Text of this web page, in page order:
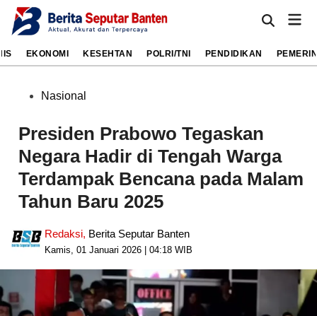
Skip
Open
EKONOMI KESEHTAN POLRI/TNI PENDIDIKAN
PostedNasional
Presiden Prabowo Tegaskan
Negara Hadir di Tengah Warga
Terdampak Bencana pada Malam
Tahun Baru 2025
Redaksi, Berita Seputar Banten
Kamis, 01 Januari 2026 | 04:18 WIB